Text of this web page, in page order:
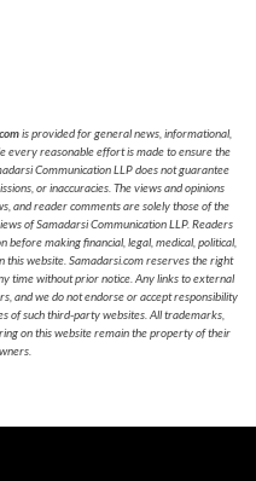
is provided for general news, informational,
every reasonable effort is made to ensure the
Communication LLP does not guarantee
or inaccuracies. The views and opinions
and reader comments are solely those of the
of Samadarsi Communication LLP. Readers
making financial, legal, medical, political,
this website. Samadarsi.com reserves the right
time without prior notice. Any links to external
and we do not endorse or accept responsibility
of such third-party websites. All trademarks,
on this website remain the property of their